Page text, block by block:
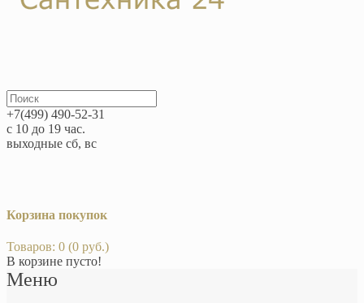
+7(499) 490-52-31
с 10 до 19 час.
выходные сб, вс
Корзина покупок
Товаров: 0 (0 руб.)
В корзине пусто!
Меню